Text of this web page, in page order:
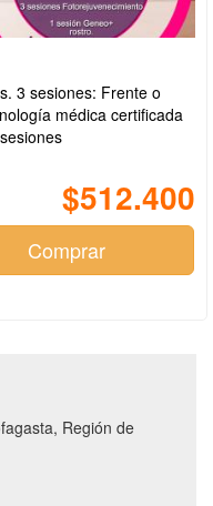
3 sesiones: Frente o
médica certificada
$512.400
Comprar
Región de